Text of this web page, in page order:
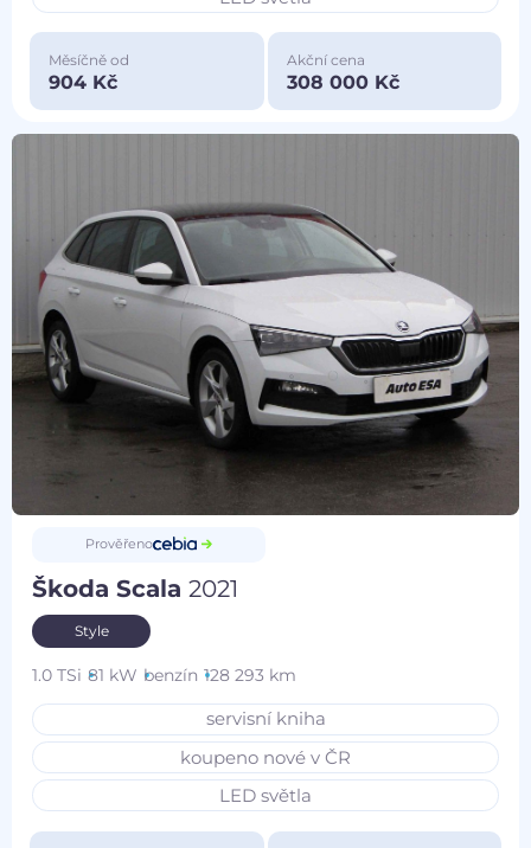
Měsíčně od
904 Kč
Akční cena
308 000 Kč
Prověřeno
Škoda Scala2021
Style
1.0 TSi 81 kW benzín 128 293 km
servisní kniha
koupeno nové v ČR
LED světla